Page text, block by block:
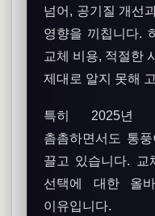
넘어, 공기질 개선
영향을 끼칩니다.
교체 비용, 적절한
제대로 알지 못해
특히 2025년
촘촘하면서도 통
끌고 있습니다. 교
선택에 대한 올
이유입니다.